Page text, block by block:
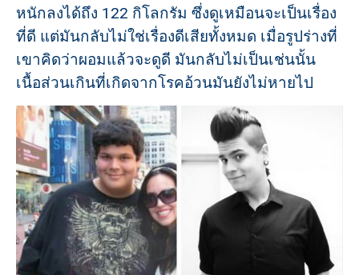
หนักลงได้ถึง 122 กิโลกรัม ซึ่งดูเหมือนจะเป็นเรื่อง
ที่ดี แต่มันกลับไม่ใช่เรื่องดีเสียทั้งหมด เมื่อรูปร่างที่
เขาคิดว่าผอมแล้วจะดูดี มันกลับไม่เป็นเช่นนั้น
เนื้อส่วนเกินที่เกิดจากโรคอ้วนมันยังไม่หายไป